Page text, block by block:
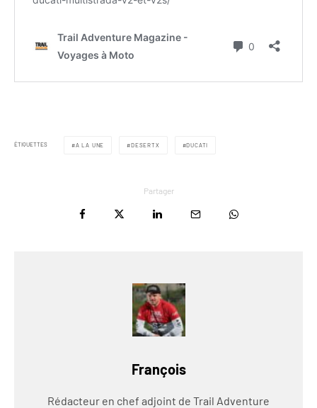
ÉTIQUETTES A LA UNE DESERTX DUCATI
Partager
François
Rédacteur en chef adjoint de Trail Adventure